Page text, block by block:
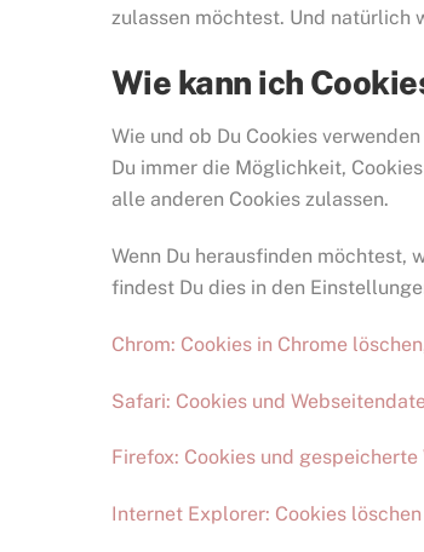
zulassen möchtest. Und natürlich
Wie kann ich
Wie und ob Du Cookies
Du immer die Möglichkeit,
alle anderen Cookies zulassen.
Wenn Du herausfinden möchtest,
findest Du dies in den
Chrom: Cookies in Chrome
Safari: Cookies und
Firefox: Cookies und
Internet Explorer: Cookies